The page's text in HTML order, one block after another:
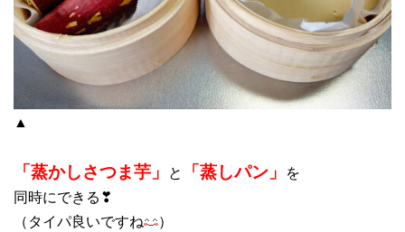
▲
「蒸かしさつま芋」 と 「蒸しパン」 を
同時にできる❣
（タイパ良いですね
）